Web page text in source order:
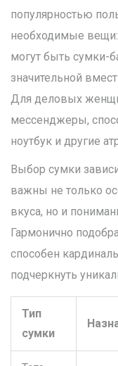
популярностью
необходимые
могут быть сумки-
значительной
Для деловых
мессенджеры,
ноутбук и другие
Выбор сумки
важны не только
вкуса, но и
Гармонично
способен
подчеркнуть
Тип
сумки